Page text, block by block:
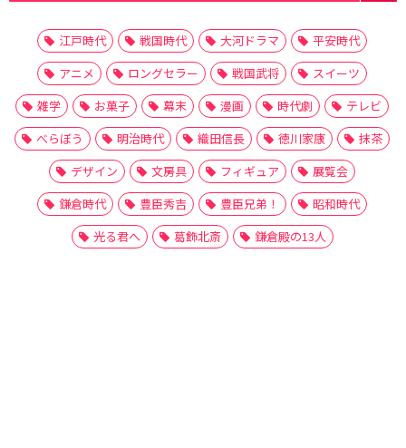
江戸時代 戦国時代 大河ドラマ
平安時代
アニメ
ロングセラー 戦国武将
スイーツ
雑学
お菓子 幕末 漫画 時代劇
テレビ
べらぼう
明治時代 織田信長 徳川家康
抹茶
デザイン
文房具 フィギュア
展覧会
鎌倉時代
豊臣秀吉 豊臣兄弟！
昭和時代
光る君へ
葛飾北斎 鎌倉殿の13人